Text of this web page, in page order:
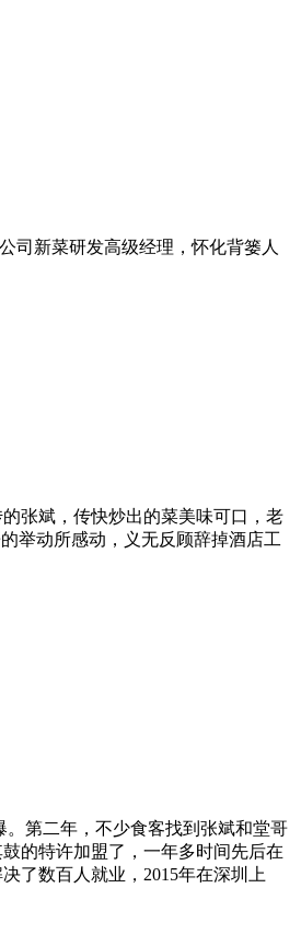
司新菜研发高级经理，怀化背篓人
张斌，传快炒出的菜美味可口，老
举动所感动，义无反顾辞掉酒店工
第二年，不少食客找到张斌和堂哥
的特许加盟了，一年多时间先后在
了数百人就业，2015年在深圳上